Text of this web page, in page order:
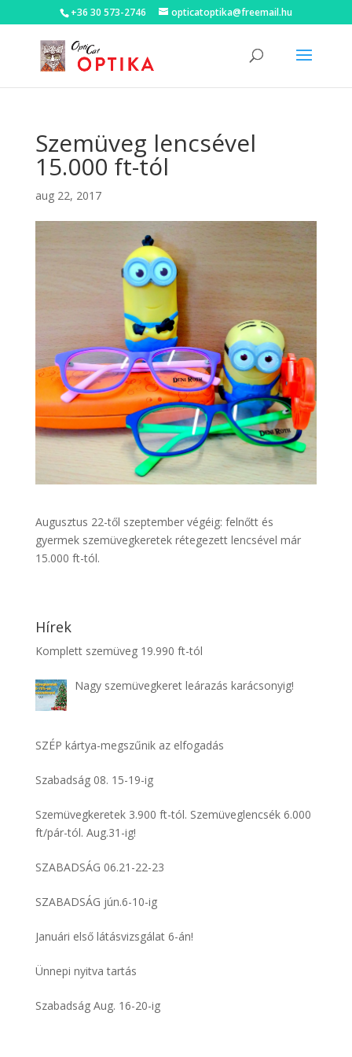
+36 30 573-2746 opticatoptika@freemail.hu
Szemüveg lencsével
15.000 ft-tól
aug 22, 2017
Augusztus 22-től szeptember végéig: felnőtt és
gyermek szemüvegkeretek rétegezett lencsével már
15.000 ft-tól.
Hírek
Komplett szemüveg 19.990 ft-tól
Nagy szemüvegkeret leárazás karácsonyig!
SZÉP kártya-megszűnik az elfogadás
Szabadság 08. 15-19-ig
Szemüvegkeretek 3.900 ft-tól. Szemüveglencsék 6.000
ft/pár-tól. Aug.31-ig!
SZABADSÁG 06.21-22-23
SZABADSÁG jún.6-10-ig
Januári első látásvizsgálat 6-án!
Ünnepi nyitva tartás
Szabadság Aug. 16-20-ig